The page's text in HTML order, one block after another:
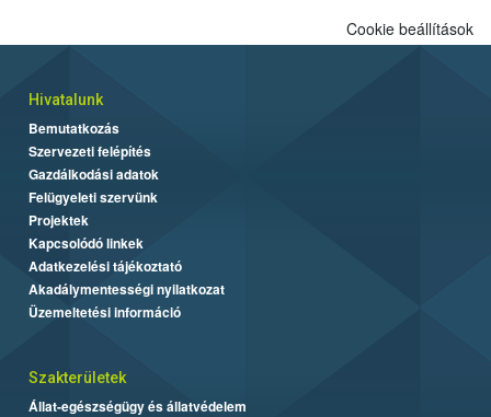
Cookie beállítások
Hivatalunk
Bemutatkozás
Szervezeti felépítés
Gazdálkodási adatok
Felügyeleti szervünk
Projektek
Kapcsolódó linkek
Adatkezelési tájékoztató
Akadálymentességi nyilatkozat
Üzemeltetési információ
Szakterületek
Állat-egészségügy és állatvédelem